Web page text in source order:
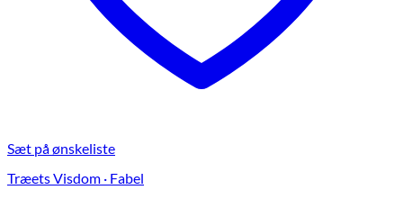
Sæt på ønskeliste
Træets Visdom · Fabel